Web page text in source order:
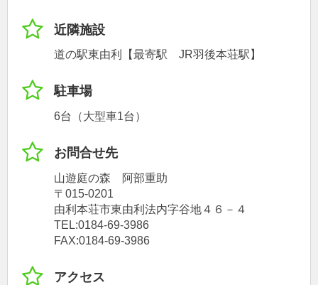
近隣施設
道の駅東由利【最寄駅 JR羽後本荘駅】
駐車場
6台（大型車1台）
お問合せ先
山遊庭の森 阿部重助
〒015-0201
由利本荘市東由利法内字谷地４６－４
TEL:0184-69-3986
FAX:0184-69-3986
アクセス